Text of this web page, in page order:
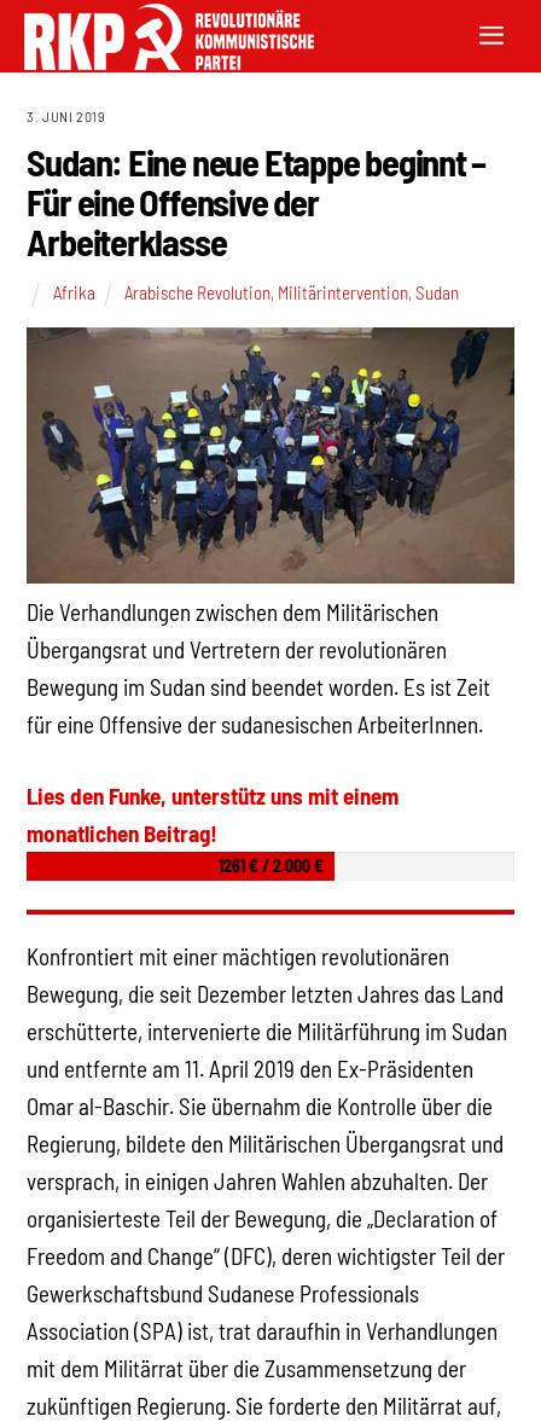
3. JUNI 2019
Sudan: Eine neue Etappe beginnt –
Für eine Offensive der
Arbeiterklasse
Afrika Arabische Revolution, Militärintervention,Sudan
Die Verhandlungen zwischen dem Militärischen
Übergangsrat und Vertretern der revolutionären
Bewegung im Sudan sind beendet worden. Es ist Zeit
für eine Offensive der sudanesischen ArbeiterInnen.
Lies den Funke, unterstütz uns mit einem
monatlichen Beitrag!
1261 € / 2.000 €
Konfrontiert mit einer mächtigen revolutionären
Bewegung, die seit Dezember letzten Jahres das Land
erschütterte, intervenierte die Militärführung im Sudan
und entfernte am 11. April 2019 den Ex-Präsidenten
Omar al-Baschir. Sie übernahm die Kontrolle über die
Regierung, bildete den Militärischen Übergangsrat und
versprach, in einigen Jahren Wahlen abzuhalten. Der
organisierteste Teil der Bewegung, die „Declaration of
Freedom and Change“ (DFC), deren wichtigster Teil der
Gewerkschaftsbund Sudanese Professionals
Association (SPA) ist, trat daraufhin in Verhandlungen
mit dem Militärrat über die Zusammensetzung der
zukünftigen Regierung. Sie forderte den Militärrat auf,